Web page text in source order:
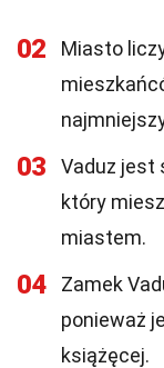
02
Miasto
03
Vaduz jest
który
miastem.
04
Zamek
ponieważ
książęcej.